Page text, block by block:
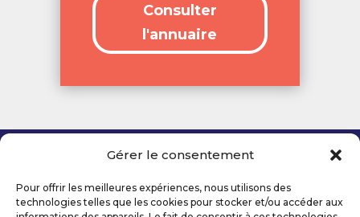
Gérer le consentement
Pour offrir les meilleures expériences, nous utilisons des
technologies telles que les cookies pour stocker et/ou accéder aux
Consulter
l'annuaire
Mentions légales